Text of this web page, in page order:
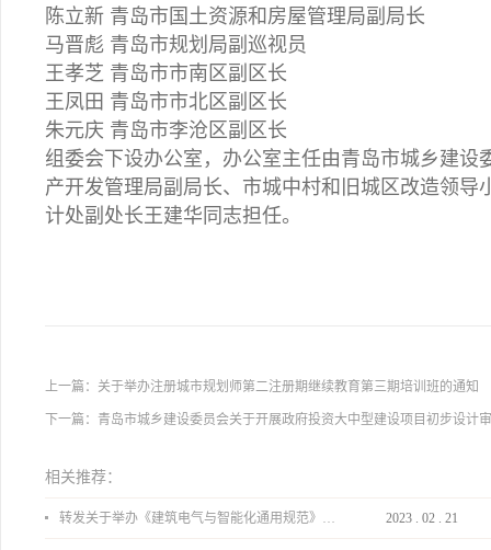
陈立新 青岛市国土资源和房屋管理局副局长
马晋彪 青岛市规划局副巡视员
王孝芝 青岛市市南区副区长
王凤田 青岛市市北区副区长
朱元庆 青岛市李沧区副区长
组委会下设办公室，办公室主任由青岛市城乡建
产开发管理局副局长、市城中村和旧城区改造领
计处副处长王建华同志担任。
上一篇： 关于举办注册城市规划师第二注册期继续教育第三期培训班的通知
下一篇： 青岛市城乡建设委员会关于开展政府投资大中型建设项目初步设计
相关推荐：
转发关于举办《建筑电气与智能化通用规范》 GB55024-2022公益宣贯的通知 2023 . 02 . 21